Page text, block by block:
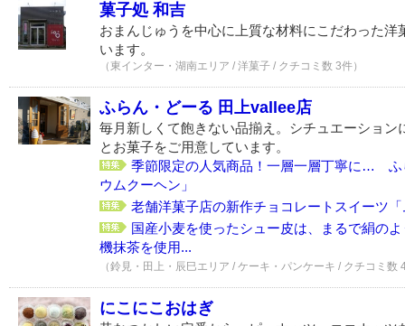
菓子処 和吉
おまんじゅうを中心に上質な材料にこだわった洋
います。
（東インター・湖南エリア / 洋菓子 / クチコミ数 3件）
ふらん・どーる 田上vallee店
毎月新しくて飽きない品揃え。シチュエーション
とお菓子をご用意しています。
季節限定の人気商品！一層一層丁寧に… ふ
ウムクーヘン」
老舗洋菓子店の新作チョコレートスイーツ
国産小麦を使ったシュー皮は、まるで絹の
機抹茶を使用...
（鈴見・田上・辰巳エリア / ケーキ・パンケーキ / クチコミ数
にこにこおはぎ